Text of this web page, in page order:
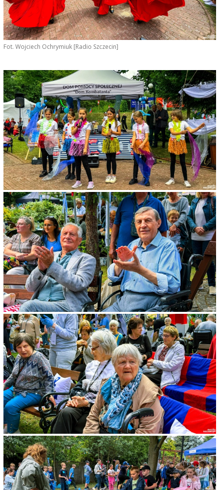
Fot. Wojciech Ochrymiuk [Radio Szczecin]